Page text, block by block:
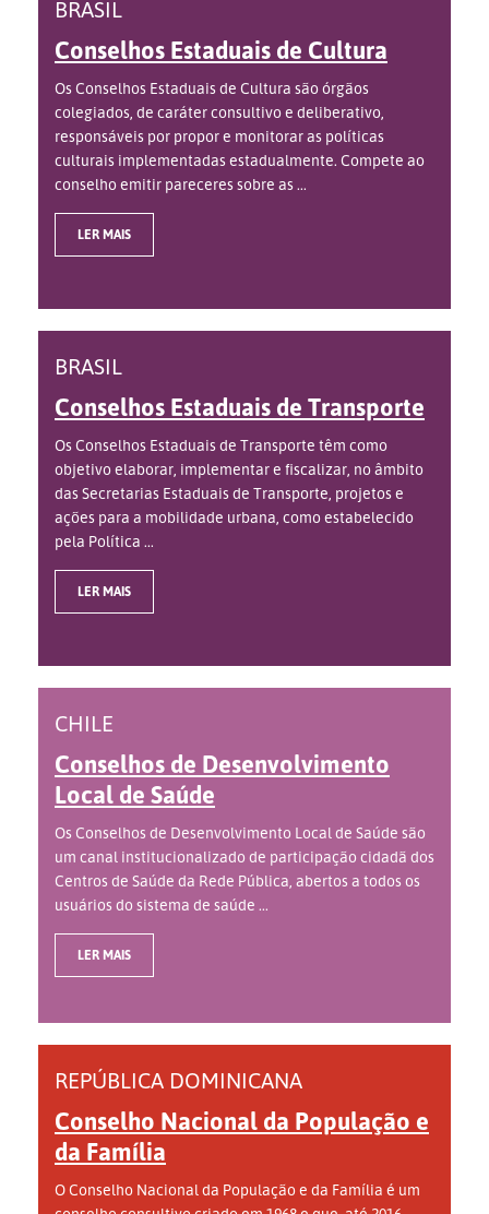
BRASIL
Conselhos Estaduais de Cultura
Os Conselhos Estaduais de Cultura são órgãos
colegiados, de caráter consultivo e deliberativo,
responsáveis por propor e monitorar as políticas
culturais implementadas estadualmente. Compete ao
conselho emitir pareceres sobre as ...
LER MAIS
BRASIL
Conselhos Estaduais de Transporte
Os Conselhos Estaduais de Transporte têm como
objetivo elaborar, implementar e fiscalizar, no âmbito
das Secretarias Estaduais de Transporte, projetos e
ações para a mobilidade urbana, como estabelecido
pela Política ...
LER MAIS
CHILE
Conselhos de Desenvolvimento
Local de Saúde
Os Conselhos de Desenvolvimento Local de Saúde são
um canal institucionalizado de participação cidadã dos
Centros de Saúde da Rede Pública, abertos a todos os
usuários do sistema de saúde ...
LER MAIS
REPÚBLICA DOMINICANA
Conselho Nacional da População e
da Família
O Conselho Nacional da População e da Família é um